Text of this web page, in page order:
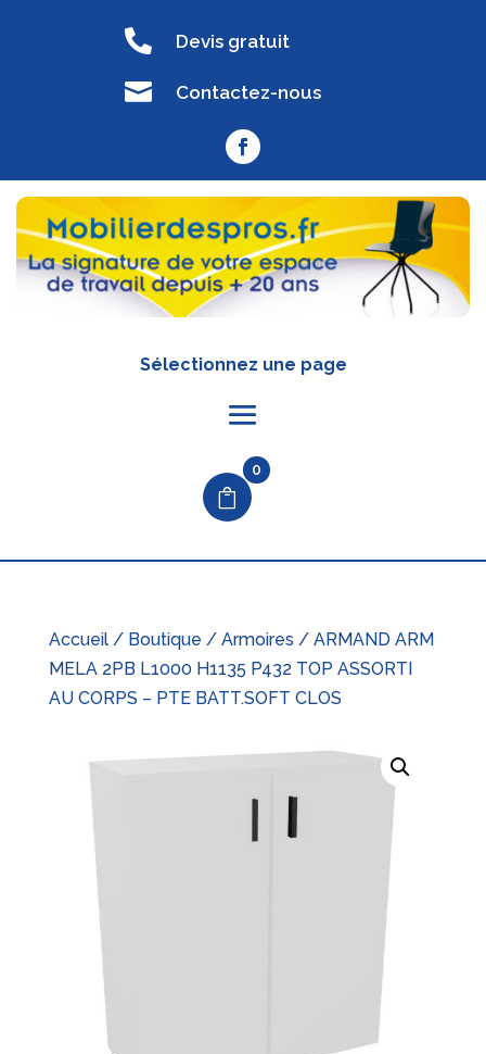
 Devis gratuit
 Contactez-nous
Sélectionnez une page
0
Accueil/ Boutique / Armoires / ARMAND ARM
MELA 2PB L1000 H1135 P432 TOP ASSORTI
AU CORPS – PTE BATT.SOFT CLOS